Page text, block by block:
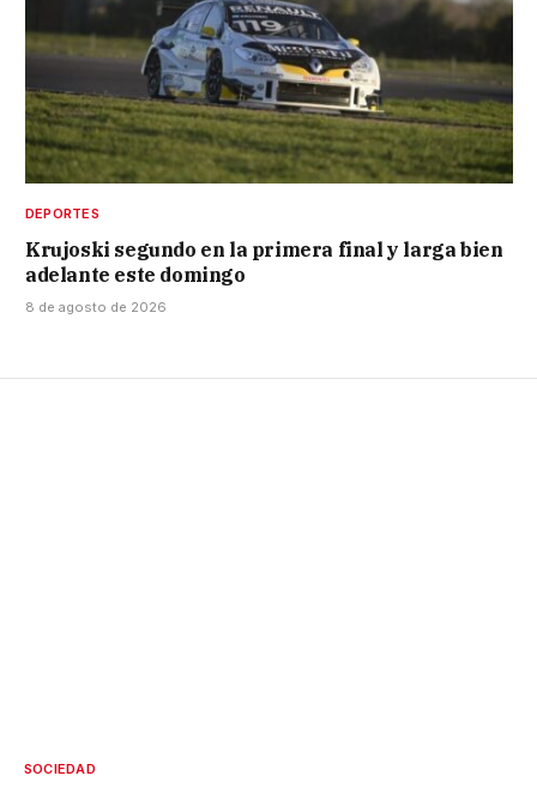
DEPORTES
Krujoski segundo en la primera final y larga bien
adelante este domingo
8 de agosto de 2026
SOCIEDAD